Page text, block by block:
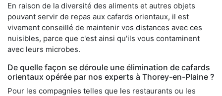
En raison de la diversité des aliments et autres objets
pouvant servir de repas aux cafards orientaux, il est
vivement conseillé de maintenir vos distances avec ces
nuisibles, parce que c'est ainsi qu'ils vous contaminent
avec leurs microbes.
De quelle façon se déroule une élimination de cafards
orientaux opérée par nos experts à Thorey-en-Plaine ?
Pour les compagnies telles que les restaurants ou les